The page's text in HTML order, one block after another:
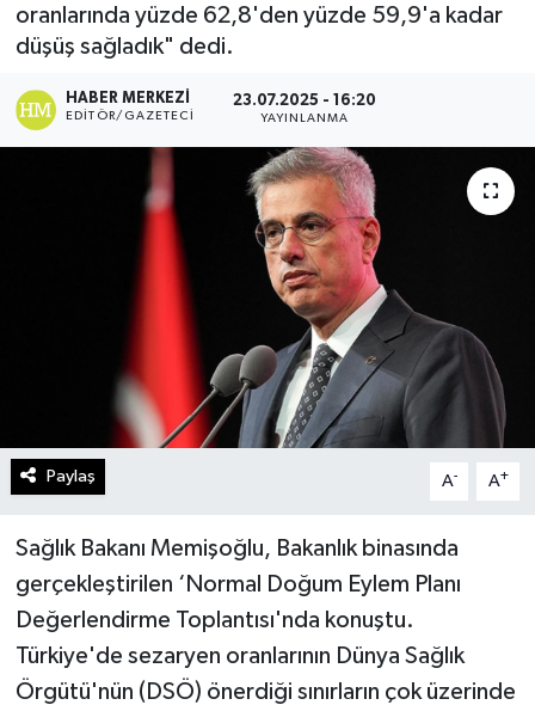
oranlarında yüzde 62,8'den yüzde 59,9'a kadar
düşüş sağladık" dedi.
HABER MERKEZI
EDITÖR/GAZETECI
23.07.2025 - 16:20
YAYINLANMA
Paylaş A- A+
Sağlık Bakanı Memişoğlu, Bakanlık binasında
gerçekleştirilen ‘Normal Doğum Eylem Planı
Değerlendirme Toplantısı'nda konuştu.
Türkiye'de sezaryen oranlarının Dünya Sağlık
Örgütü'nün (DSÖ) önerdiği sınırların çok üzerinde
Turizm
Kültür - Sanat
Lider Haber TV Canlı Yayın izle